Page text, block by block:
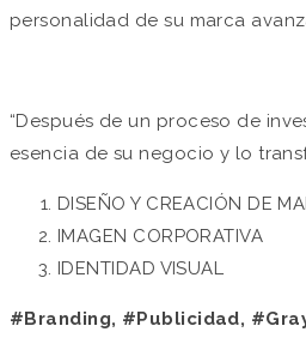
personalidad de su marca
“Después de un proceso de
esencia de su negocio y lo
DISEÑO Y CREACIÓN DE
IMAGEN CORPORATIVA
IDENTIDAD VISUAL
#Branding, #Publicidad,